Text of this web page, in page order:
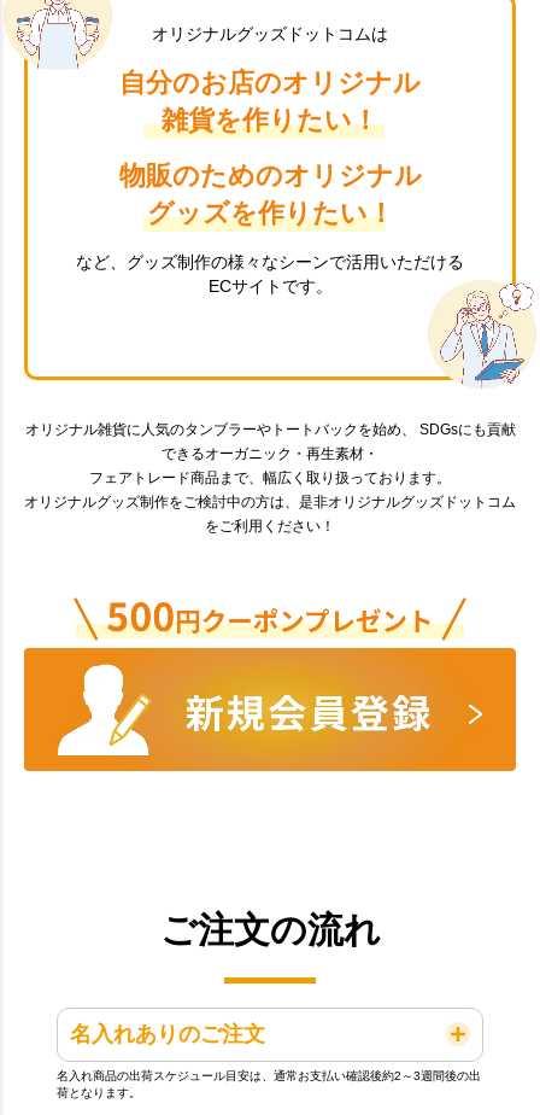
オリジナルグッズドットコムは
自分のお店のオリジナル
雑貨を作りたい！
物販のためのオリジナル
グッズを作りたい！
など、グッズ制作の様々なシーンで活用いただける
ECサイトです。
オリジナル雑貨に人気のタンブラーやトートバックを始め、 SDGsにも貢献
できるオーガニック・再生素材・
フェアトレード商品まで、幅広く取り扱っております。
オリジナルグッズ制作をご検討中の方は、是非オリジナルグッズドットコム
をご利用ください！
ご注文の流れ
名入れありのご注文
名入れ商品の出荷スケジュール目安は、通常お支払い確認後約2～3週間後の出
荷となります。